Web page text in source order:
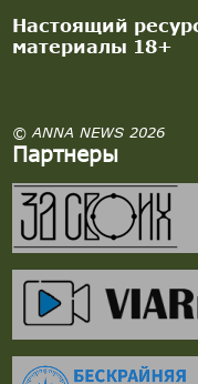
Настоящий
материалы 18+
© ANNA NEWS 2026
Партнеры